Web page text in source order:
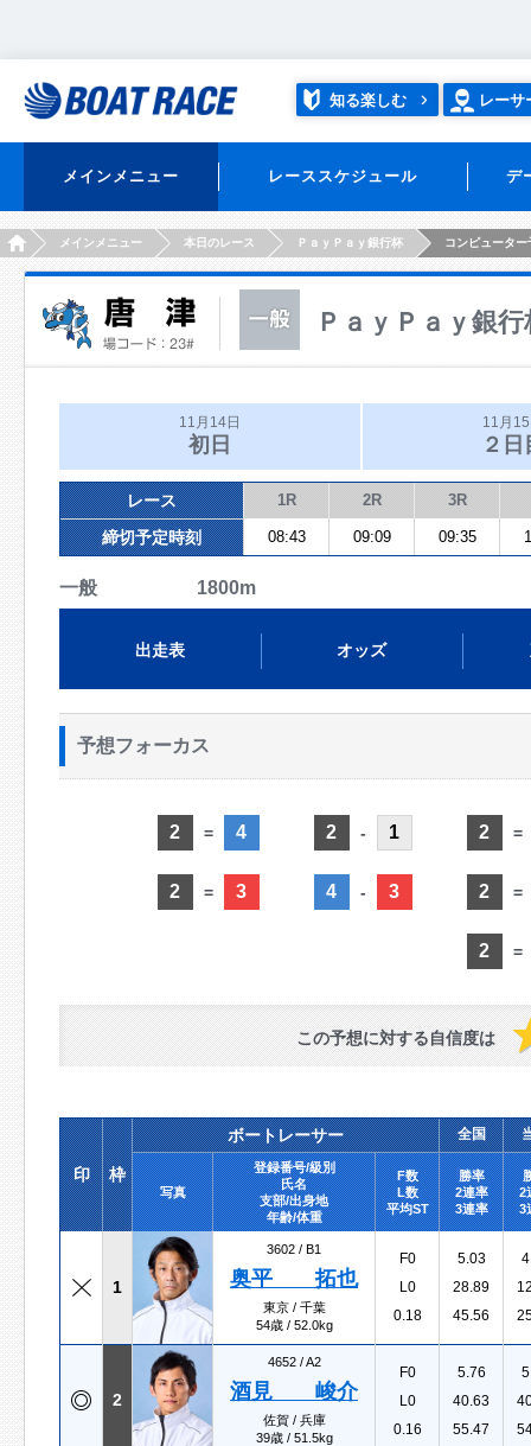
知る楽しむ レーサ
メインメニュー レーススケジュール デ
HOMEメインメニュー 本日のレース ＰａｙＰａｙ銀行杯 コンピューター
ＰａｙＰａｙ銀行
11月14日
初日
11月
２日
レース 1R 2R 3R
締切予定時刻 08:43 09:09 09:35
一般 1800m
出走表 オッズ
予想フォーカス
2 = 4
2 = 3
2 - 1
4 - 3
2 =
2 =
2 =
この予想に対する自信度は
印 枠
ボートレーサー 全国
写真
登録番号/級別
氏名
支部/出身地
年齢/体重
F数
L数
平均ST
勝率
2連率
3連率
2
3
1
3602 / B1
奥平 拓也
東京 / 千葉
54歳 / 52.0kg
F0
L0
0.18
5.03
28.89
45.56
2
4652 /A2
酒見 峻介
佐賀 / 兵庫
39歳 / 51.5kg
F0
L0
0.16
5.76
40.63
55.47